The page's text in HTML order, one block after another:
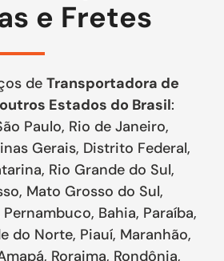
e Fretes
de Transportadora de
Estados do Brasil:
Paulo, Rio de Janeiro,
Gerais, Distrito Federal,
Rio Grande do Sul,
Mato Grosso do Sul,
Bahia, Paraíba,
do Norte, Piauí, Maranhão,
Roraima, Rondônia,